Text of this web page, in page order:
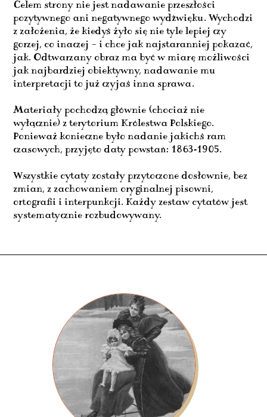
Celem strony nie jest nadawanie przeszłości
pozytywnego ani negatywnego wydźwięku. Wychodzi
z założenia, że kiedyś żyło się nie tyle lepiej czy
gorzej, co inaczej – i chce jak najstaranniej pokazać,
jak. Odtwarzany obraz ma być w miarę możliwości
jak najbardziej obiektywny, nadawanie mu
interpretacji to już czyjaś inna sprawa.
Materiały pochodzą głównie (chociaż nie
wyłącznie) z terytorium Królestwa Polskiego.
Ponieważ konieczne było nadanie jakichś ram
czasowych, przyjęto daty powstań: 1863-1905.
Wszystkie cytaty zostały przytoczone dosłownie, bez
zmian, z zachowaniem oryginalnej pisowni,
ortografii i interpunkcji. Każdy zestaw cytatów jest
systematycznie rozbudowywany.